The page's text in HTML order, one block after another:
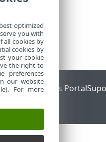
ESET Status Portal
optimized
you with
all cookies by
cookies by
your cookie
the right to
preferences
our website
For more